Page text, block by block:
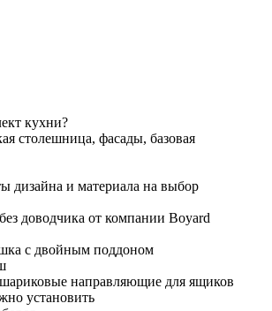
кухни?
столешница, фасады, базовая
дизайна и материала на выбор
доводчика от компании Boyard
с двойным поддоном
направляющие для ящиков
установить